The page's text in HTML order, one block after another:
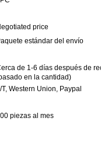
price
estándar del envío
de 1-6 días después de
en la cantidad)
T, Western Union, Paypal
piezas al mes